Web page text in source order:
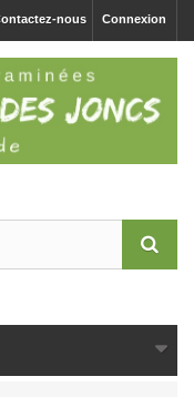
Connexion
nous